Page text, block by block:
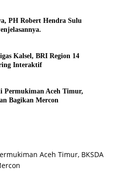
PH Robert Hendra Sulu
Kalsel, BRI Region 14
Interaktif
Permukiman Aceh Timur,
Bagikan Mercon